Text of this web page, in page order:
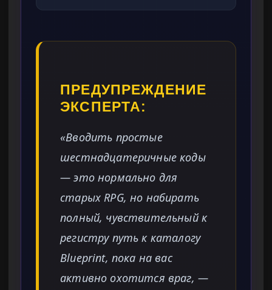
ПРЕДУПРЕЖДЕНИЕ
ЭКСПЕРТА:
«Вводить простые
шестнадцатеричные коды
— это нормально для
старых RPG, но набирать
полный, чувствительный к
регистру путь к каталогу
Blueprint, пока на вас
активно охотится враг, —